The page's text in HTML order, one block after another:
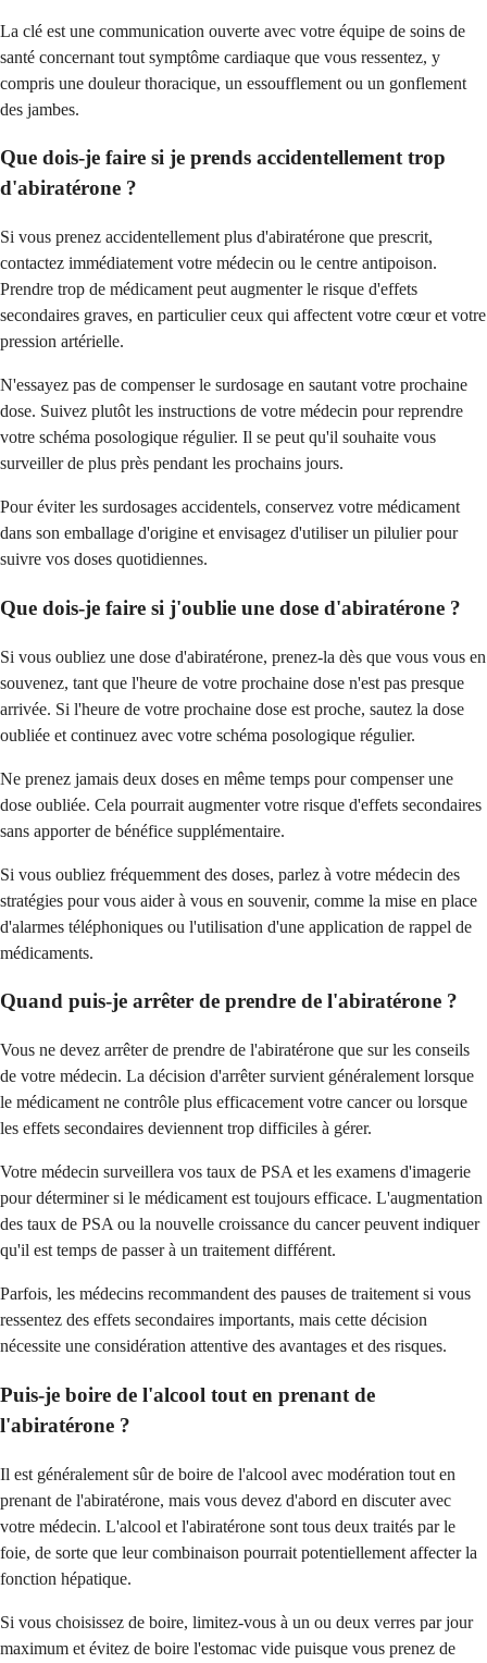
La clé est une communication ouverte avec votre équipe de soins de
santé concernant tout symptôme cardiaque que vous ressentez, y
compris une douleur thoracique, un essoufflement ou un gonflement
des jambes.
Que dois-je faire si je prends accidentellement trop
d'abiratérone ?
Si vous prenez accidentellement plus d'abiratérone que prescrit,
contactez immédiatement votre médecin ou le centre antipoison.
Prendre trop de médicament peut augmenter le risque d'effets
secondaires graves, en particulier ceux qui affectent votre cœur et votre
pression artérielle.
N'essayez pas de compenser le surdosage en sautant votre prochaine
dose. Suivez plutôt les instructions de votre médecin pour reprendre
votre schéma posologique régulier. Il se peut qu'il souhaite vous
surveiller de plus près pendant les prochains jours.
Pour éviter les surdosages accidentels, conservez votre médicament
dans son emballage d'origine et envisagez d'utiliser un pilulier pour
suivre vos doses quotidiennes.
Que dois-je faire si j'oublie une dose d'abiratérone ?
Si vous oubliez une dose d'abiratérone, prenez-la dès que vous vous en
souvenez, tant que l'heure de votre prochaine dose n'est pas presque
arrivée. Si l'heure de votre prochaine dose est proche, sautez la dose
oubliée et continuez avec votre schéma posologique régulier.
Ne prenez jamais deux doses en même temps pour compenser une
dose oubliée. Cela pourrait augmenter votre risque d'effets secondaires
sans apporter de bénéfice supplémentaire.
Si vous oubliez fréquemment des doses, parlez à votre médecin des
stratégies pour vous aider à vous en souvenir, comme la mise en place
d'alarmes téléphoniques ou l'utilisation d'une application de rappel de
médicaments.
Quand puis-je arrêter de prendre de l'abiratérone ?
Vous ne devez arrêter de prendre de l'abiratérone que sur les conseils
de votre médecin. La décision d'arrêter survient généralement lorsque
le médicament ne contrôle plus efficacement votre cancer ou lorsque
les effets secondaires deviennent trop difficiles à gérer.
Votre médecin surveillera vos taux de PSA et les examens d'imagerie
pour déterminer si le médicament est toujours efficace. L'augmentation
des taux de PSA ou la nouvelle croissance du cancer peuvent indiquer
qu'il est temps de passer à un traitement différent.
Parfois, les médecins recommandent des pauses de traitement si vous
ressentez des effets secondaires importants, mais cette décision
nécessite une considération attentive des avantages et des risques.
Puis-je boire de l'alcool tout en prenant de
l'abiratérone ?
Il est généralement sûr de boire de l'alcool avec modération tout en
prenant de l'abiratérone, mais vous devez d'abord en discuter avec
votre médecin. L'alcool et l'abiratérone sont tous deux traités par le
foie, de sorte que leur combinaison pourrait potentiellement affecter la
fonction hépatique.
Si vous choisissez de boire, limitez-vous à un ou deux verres par jour
maximum et évitez de boire l'estomac vide puisque vous prenez de